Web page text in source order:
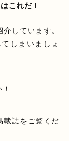
これだ！
しています。
しまいましょ
載誌をご覧くだ